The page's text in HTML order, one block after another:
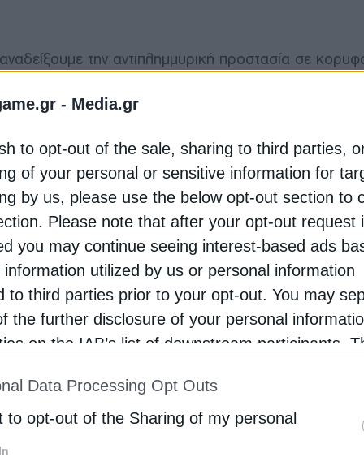
- Media.gr
to opt-out of the sale, sharing to third parties,
of your personal or sensitive information for
by us, please use the below opt-out section to
Please note that after your opt-out request
you may continue seeing interest-based ads
information utilized by us or personal information
to third parties prior to your opt-out. You may
the further disclosure of your personal
on the IAB’s list of downstream participants.
of Downstream Participantsthat may further
parties.
Data Processing Opt Outs
to opt-out of the Sharing of my personal
την αντιπλημμυρική προστασία σε
και ενισχύοντας νέα χρηματοδοτικά
Πρόληψης και Ανθεκτικότητα
Νέα Καταστατική Ολομέλεια του Φεβρουαρίου,
«Για να ανταποκριθούμε σε αυτή την
τα χρόνια που έρχονται» σημείωσε
ο κ. Χαρδαλιάς αναφέρθηκε στην ισχυρή
άμεση ανάληψη των απαραίτητων πρωτοβουλιών,
αναγκαίο να ενώσουμε δυνάμεις για νέες
επαρκή χρηματοδοτικά εργαλεία»,
«Σε αυτή την κοινή προσπάθεια, η
Γιατί η κλιματική κρίση είναι εδώ και μας αφορά
ο κ. Χαρδαλιάς.
για θέματα της Αττικής
Αττικής συναντήθηκε με τον
και τον Ευρωβουλευτή του ΠΑΣΟΚ και